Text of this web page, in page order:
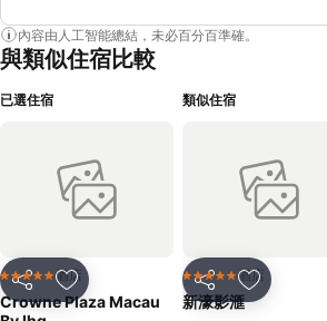
內容由人工智能總結，未必百分百準確。
與類似住宿比較
已選住宿
分享 放到收藏夾
5 星級 酒店
Crowne Plaza Macau
類似住宿
分享 放到收藏夾
5 星級 酒店
新濠影滙